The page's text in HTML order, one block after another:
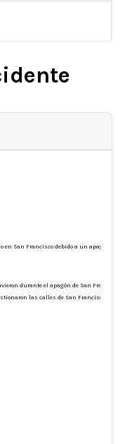
San Francisco debido a un apagón.
durante el apagón de San Francisco
las calles de San Francisco durante